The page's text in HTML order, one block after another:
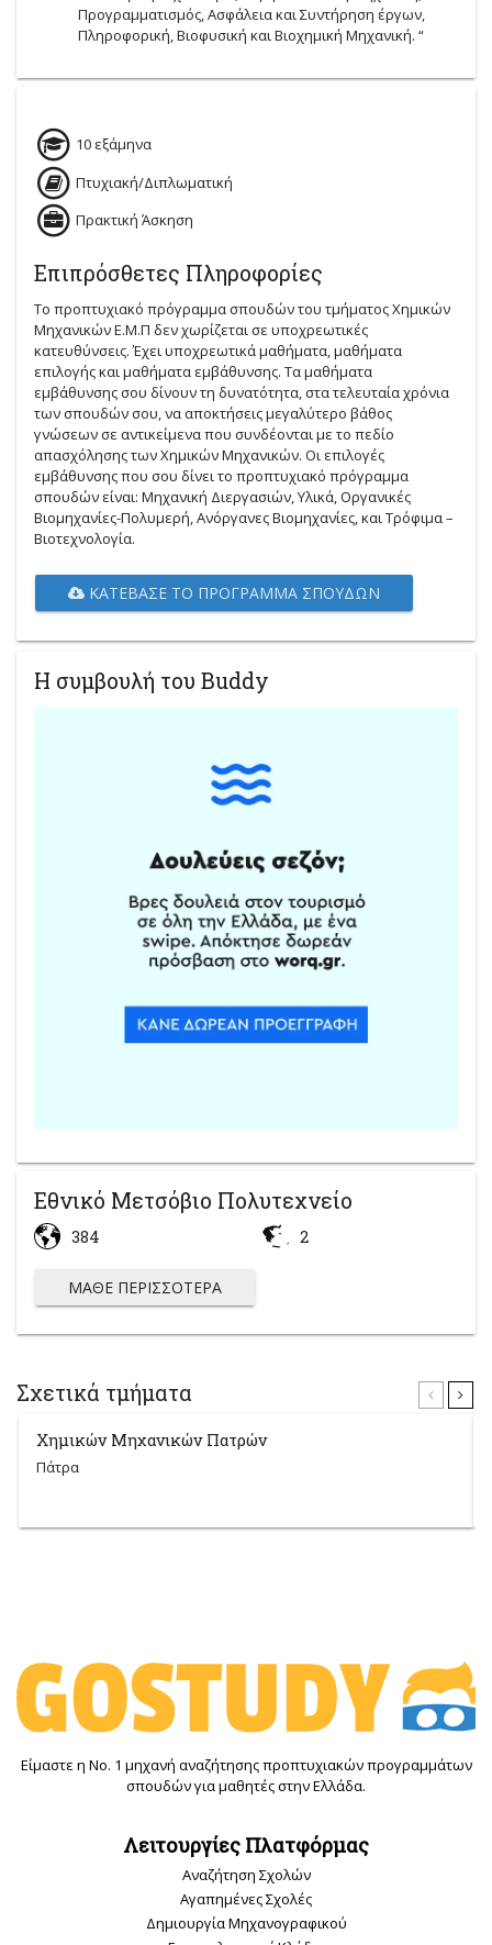
Προγραμματισμός, Ασφάλεια και Συντήρηση έργων,
Πληροφορική, Βιοφυσική και Βιοχημική Μηχανική. “
10 εξάμηνα
Πτυχιακή/Διπλωματική
Πρακτική Άσκηση
Επιπρόσθετες Πληροφορίες
Το προπτυχιακό πρόγραμμα σπουδών του τμήματος Χημικών
Μηχανικών Ε.Μ.Π δεν χωρίζεται σε υποχρεωτικές
κατευθύνσεις. Έχει υποχρεωτικά μαθήματα, μαθήματα
επιλογής και μαθήματα εμβάθυνσης. Τα μαθήματα
εμβάθυνσης σου δίνουν τη δυνατότητα, στα τελευταία χρόνια
των σπουδών σου, να αποκτήσεις μεγαλύτερο βάθος
γνώσεων σε αντικείμενα που συνδέονται με το πεδίο
απασχόλησης των Χημικών Μηχανικών. Οι επιλογές
εμβάθυνσης που σου δίνει το προπτυχιακό πρόγραμμα
σπουδών είναι: Μηχανική Διεργασιών, Υλικά, Οργανικές
Βιομηχανίες-Πολυμερή, Ανόργανες Βιομηχανίες, και Τρόφιμα –
Βιοτεχνολογία.
ΚΑΤΈΒΑΣΕ ΤΟ ΠΡΌΓΡΑΜΜΑ ΣΠΟΥΔΏΝ
Η συμβουλή του Buddy
Εθνικό Μετσόβιο Πολυτεχνείο
384 2
ΜΆΘΕ ΠΕΡΙΣΣΌΤΕΡΑ
Σχετικά τμήματα
Χημικών Μηχανικών Πατρών
Πάτρα
Είμαστε η Νο. 1 μηχανή αναζήτησης προπτυχιακών προγραμμάτων
σπουδών για μαθητές στην Ελλάδα.
Λειτουργίες Πλατφόρμας
Αναζήτηση Σχολών
Αγαπημένες Σχολές
Δημιουργία Μηχανογραφικού